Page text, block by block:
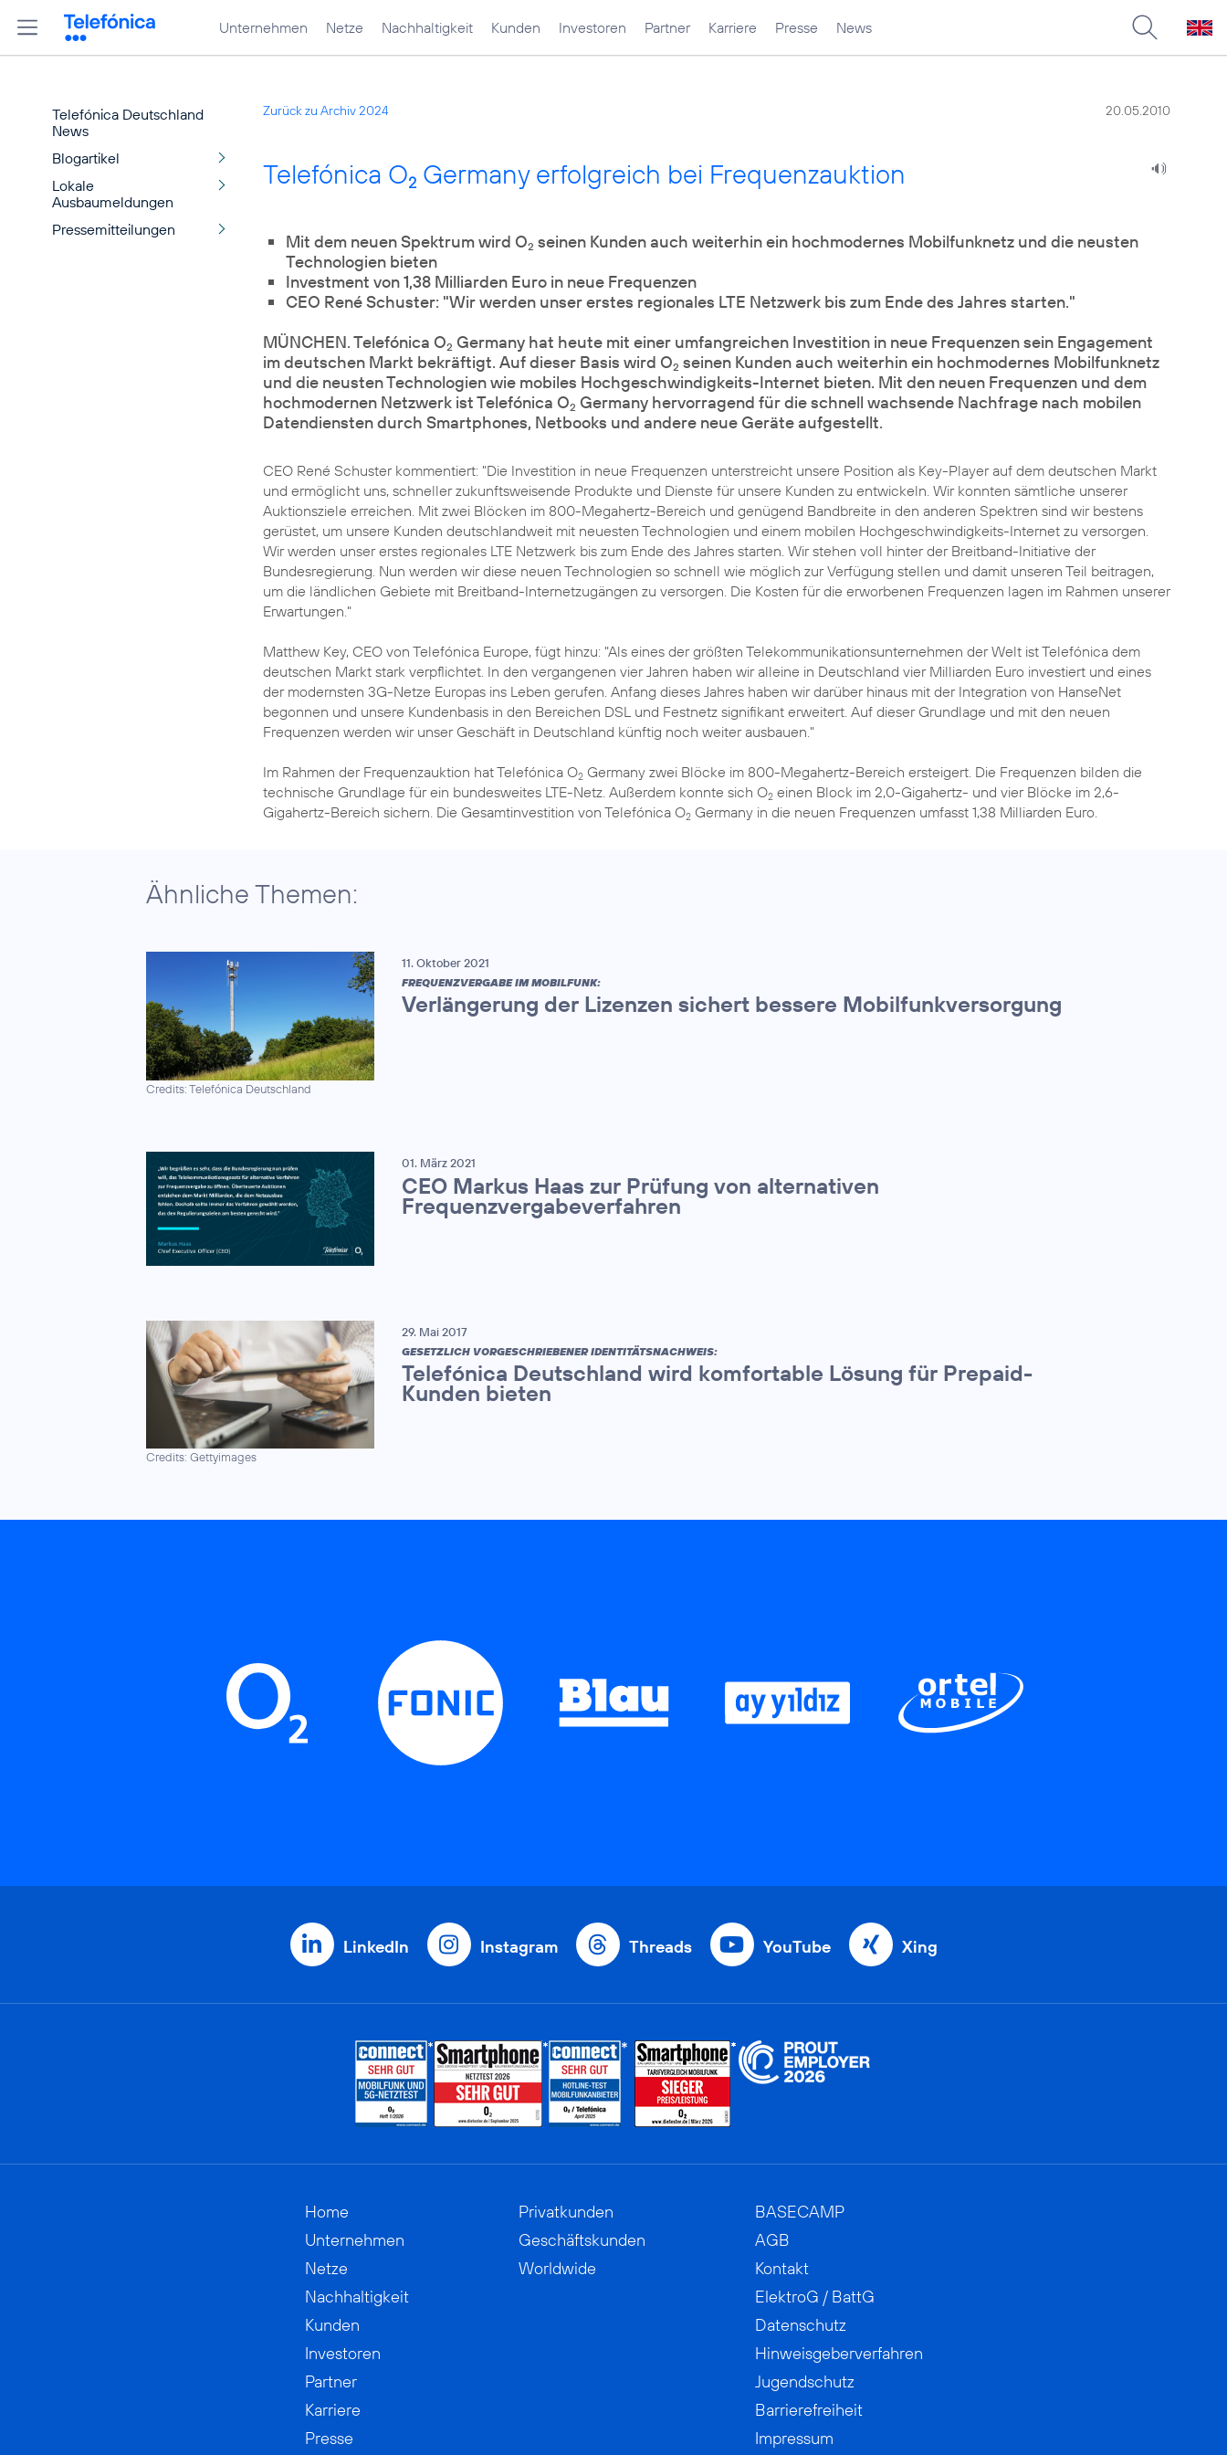
Unternehmen Netze Nachhaltigkeit Kunden Investoren Partner Karriere Presse News
Telefónica Deutschland
News
Blogartikel
Lokale
Ausbaumeldungen
Pressemitteilungen
Zurück zu Archiv 2024 20.05.2010
Telefónica O2 Germany erfolgreich bei Frequenzauktion
Mit dem neuen Spektrum wird O2 seinen Kunden auch weiterhin ein hochmodernes Mobilfunknetz und die neusten
Technologien bieten
Investment von 1,38 Milliarden Euro in neue Frequenzen
CEO René Schuster: "Wir werden unser erstes regionales LTE Netzwerk bis zum Ende des Jahres starten."
MÜNCHEN. Telefónica O2 Germany hat heute mit einer umfangreichen Investition in neue Frequenzen sein Engagement
im deutschen Markt bekräftigt. Auf dieser Basis wird O2 seinen Kunden auch weiterhin ein hochmodernes Mobilfunknetz
und die neusten Technologien wie mobiles Hochgeschwindigkeits-Internet bieten. Mit den neuen Frequenzen und dem
hochmodernen Netzwerk ist Telefónica O2 Germany hervorragend für die schnell wachsende Nachfrage nach mobilen
Datendiensten durch Smartphones, Netbooks und andere neue Geräte aufgestellt.
CEO René Schuster kommentiert: "Die Investition in neue Frequenzen unterstreicht unsere Position als Key-Player auf dem deutschen Markt
und ermöglicht uns, schneller zukunftsweisende Produkte und Dienste für unsere Kunden zu entwickeln. Wir konnten sämtliche unserer
Auktionsziele erreichen. Mit zwei Blöcken im 800-Megahertz-Bereich und genügend Bandbreite in den anderen Spektren sind wir bestens
gerüstet, um unsere Kunden deutschlandweit mit neuesten Technologien und einem mobilen Hochgeschwindigkeits-Internet zu versorgen.
Wir werden unser erstes regionales LTE Netzwerk bis zum Ende des Jahres starten. Wir stehen voll hinter der Breitband-Initiative der
Bundesregierung. Nun werden wir diese neuen Technologien so schnell wie möglich zur Verfügung stellen und damit unseren Teil beitragen,
um die ländlichen Gebiete mit Breitband-Internetzugängen zu versorgen. Die Kosten für die erworbenen Frequenzen lagen im Rahmen unserer
Erwartungen."
Matthew Key, CEO von Telefónica Europe, fügt hinzu: "Als eines der größten Telekommunikationsunternehmen der Welt ist Telefónica dem
deutschen Markt stark verpflichtet. In den vergangenen vier Jahren haben wir alleine in Deutschland vier Milliarden Euro investiert und eines
der modernsten 3G-Netze Europas ins Leben gerufen. Anfang dieses Jahres haben wir darüber hinaus mit der Integration von HanseNet
begonnen und unsere Kundenbasis in den Bereichen DSL und Festnetz signifikant erweitert. Auf dieser Grundlage und mit den neuen
Frequenzen werden wir unser Geschäft in Deutschland künftig noch weiter ausbauen."
Im Rahmen der Frequenzauktion hat Telefónica O2 Germany zwei Blöcke im 800-Megahertz-Bereich ersteigert. Die Frequenzen bilden die
technische Grundlage für ein bundesweites LTE-Netz. Außerdem konnte sich O2 einen Block im 2,0-Gigahertz- und vier Blöcke im 2,6-
Gigahertz-Bereich sichern. Die Gesamtinvestition von Telefónica O2 Germany in die neuen Frequenzen umfasst 1,38 Milliarden Euro.
Ähnliche Themen:
Credits: Telefónica Deutschland
11. Oktober 2021
FREQUENZVERGABE IM MOBILFUNK:
Verlängerung der Lizenzen sichert bessere Mobilfunkversorgung
01. März 2021
CEO Markus Haas zur Prüfung von alternativen
Frequenzvergabeverfahren
Credits: Gettyimages
29. Mai 2017
GESETZLICH VORGESCHRIEBENER IDENTITÄTSNACHWEIS:
Telefónica Deutschland wird komfortable Lösung für Prepaid-
Kunden bieten
LinkedIn Instagram Threads YouTube Xing
Home
Unternehmen
Netze
Nachhaltigkeit
Kunden
Investoren
Partner
Karriere
Presse
Privatkunden
Geschäftskunden
Worldwide
BASECAMP
AGB
Kontakt
ElektroG / BattG
Datenschutz
Hinweisgeberverfahren
Jugendschutz
Barrierefreiheit
Impressum